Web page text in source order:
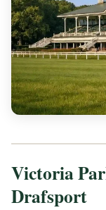
Victoria
Drafsport